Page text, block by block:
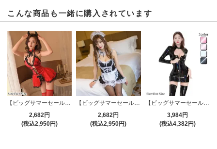
こんな商品も一緒に購入されています
【ビッグサマーセール対象品】セクシーコスプレ(SEXYCOSPLAY) 4122
2,682円
(税込2,950円)
【ビッグサマーセール対象品】セクシーコスプレ(SEXYCOSPLAY) 154
2,682円
(税込2,950円)
【ビッグサマーセール対象品】セクシーコスプレ(SEXYCOSPLAY) 3933
3,984円
(税込4,382円)